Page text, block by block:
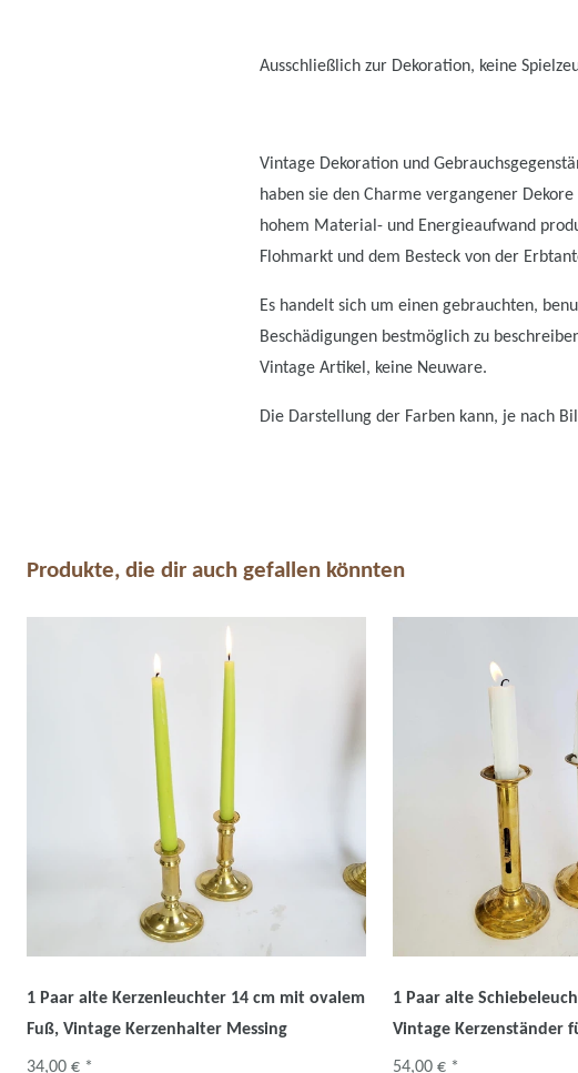
Ausschließlich zur Dekoration, keine
Vintage Dekoration und
haben sie den Charme vergangener
hohem Material- und Energieaufwand
Flohmarkt und dem Besteck von der
Es handelt sich um einen gebrauchten,
Beschädigungen bestmöglich zu
Vintage Artikel, keine Neuware.
Die Darstellung der Farben kann, je nach
Produkte, die dir auch gefallen könnten
1 Paar alte Kerzenleuchter 14 cm mit ovalem
Fuß, Vintage Kerzenhalter Messing
34,00 € *
1 Paar alte
Vintage Kerzenständer
54,00 € *